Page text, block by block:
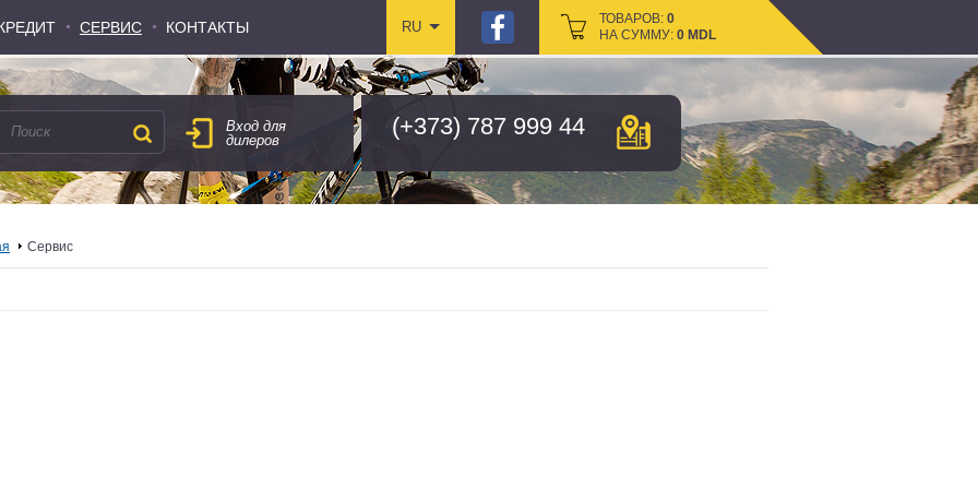
СЕРВИС КОНТАКТЫ RU ТОВАРОВ: 0
НА СУММУ: 0 MDL
СЕРВИС КОНТАКТЫ RU ТОВАРОВ: 0
НА СУММУ: 0 MDL
(+373) 787 999 44
Вход для
дилеров
Сервис